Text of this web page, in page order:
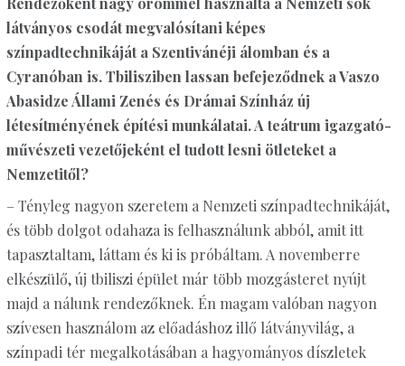
látványos csodát megvalósítani képes
színpadtechnikáját a Szentivánéji álomban és a
Cyranóban is. Tbilisziben lassan befejeződnek a Vaszo
Abasidze Állami Zenés és Drámai Színház új
létesítményének építési munkálatai. A teátrum igazgató-
művészeti vezetőjeként el tudott lesni ötleteket a
Nemzetitől?
– Tényleg nagyon szeretem a Nemzeti színpadtechnikáját,
és több dolgot odahaza is felhasználunk abból, amit itt
tapasztaltam, láttam és ki is próbáltam. A novemberre
elkészülő, új tbiliszi épület már több mozgásteret nyújt
majd a nálunk rendezőknek. Én magam valóban nagyon
szívesen használom az előadáshoz illő látványvilág, a
színpadi tér megalkotásában a hagyományos díszletek